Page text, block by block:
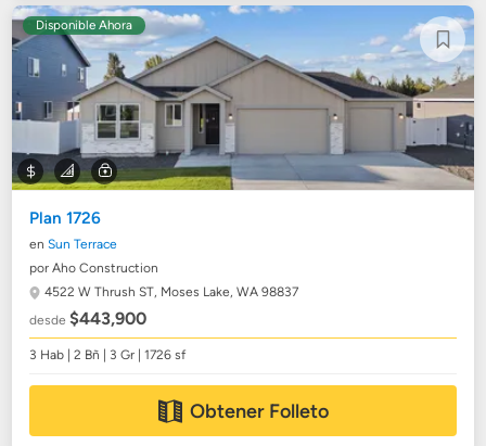
Disponible Ahora
Plan 1726
enSun Terrace
por Aho Construction
4522 W Thrush ST, Moses Lake, WA 98837
desde$443,900
3 Hab | 2 Bñ | 3 Gr | 1726 sf
Obtener Folleto